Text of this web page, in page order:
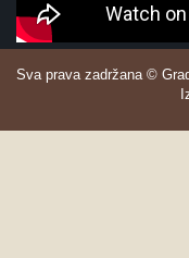
Sva prava zadržana ©